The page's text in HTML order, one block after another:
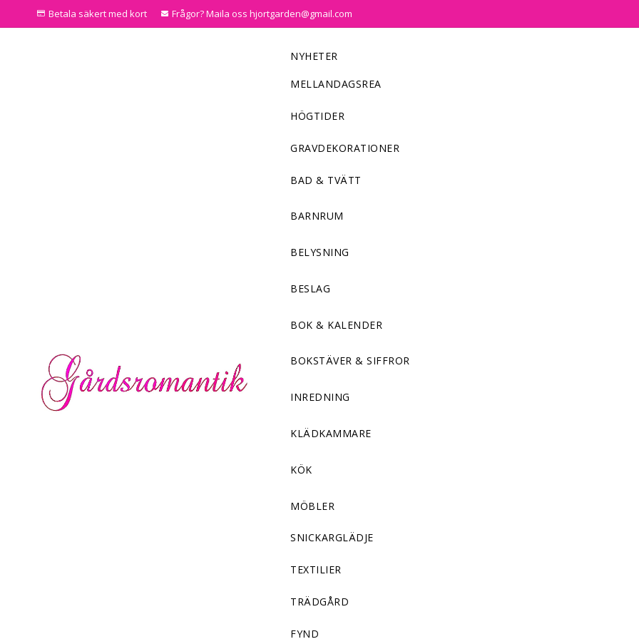
Betala säkert med kort Frågor? Maila oss hjortgarden@gmail.com
NYHETER
MELLANDAGSREA
HÖGTIDER
GRAVDEKORATIONER
BAD & TVÄTT
BARNRUM
BELYSNING
BESLAG
BOK & KALENDER
BOKSTÄVER & SIFFROR
INREDNING
KLÄDKAMMARE
KÖK
MÖBLER
SNICKARGLÄDJE
TEXTILIER
TRÄDGÅRD
FYND